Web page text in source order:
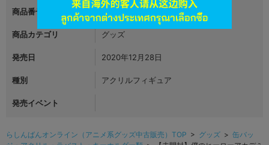
商品番号 L05951922
商品カテゴリ グッズ
発売日 2020年12月28日
種別 アクリルフィギュア
発売イベント
らしんばんオンライン（アニメ系グッズ中古販売）TOP > グッズ > 缶バッ